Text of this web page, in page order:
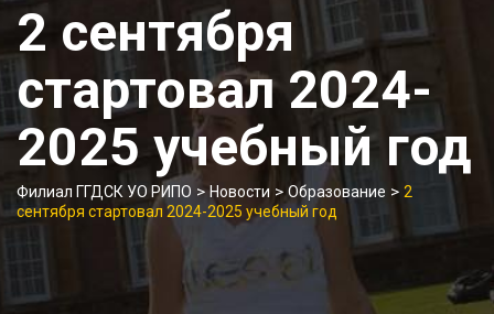
2 сентября
стартовал 2024-
2025 учебный год
Филиал ГГДСК УО РИПО >Новости >Образование > 2
сентября стартовал 2024-2025 учебный год